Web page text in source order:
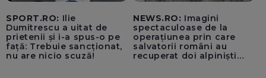
SPORT.RO: Ilie
Dumitrescu a uitat de
prietenii și i-a spus-o pe
față: Trebuie sancționat,
nu are nicio scuză!
NEWS.RO: Imagini
spectaculoase de la
operațiunea prin care
salvatorii români au
recuperat doi alpiniști